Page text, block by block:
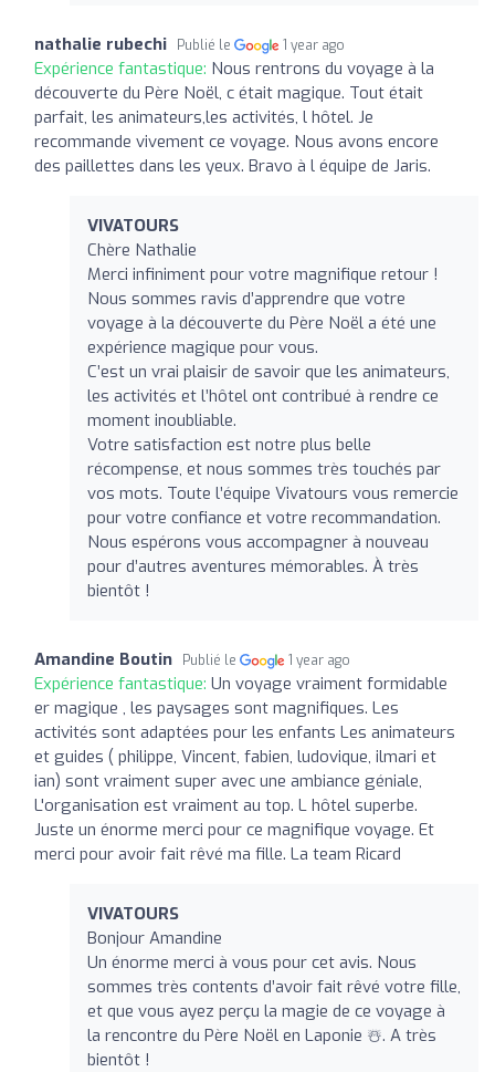
nathalie rubechi Publié le 1 year ago
Expérience fantastique: Nous rentrons du voyage à la
découverte du Père Noël, c était magique. Tout était
parfait, les animateurs,les activités, l hôtel. Je
recommande vivement ce voyage. Nous avons encore
des paillettes dans les yeux. Bravo à l équipe de Jaris.
VIVATOURS
Chère Nathalie
Merci infiniment pour votre magnifique retour !
Nous sommes ravis d’apprendre que votre
voyage à la découverte du Père Noël a été une
expérience magique pour vous.
C’est un vrai plaisir de savoir que les animateurs,
les activités et l’hôtel ont contribué à rendre ce
moment inoubliable.
Votre satisfaction est notre plus belle
récompense, et nous sommes très touchés par
vos mots. Toute l’équipe Vivatours vous remercie
pour votre confiance et votre recommandation.
Nous espérons vous accompagner à nouveau
pour d’autres aventures mémorables. À très
bientôt !
Amandine Boutin Publié le 1 year ago
Expérience fantastique: Un voyage vraiment formidable
er magique , les paysages sont magnifiques. Les
activités sont adaptées pour les enfants Les animateurs
et guides ( philippe, Vincent, fabien, ludovique, ilmari et
ian) sont vraiment super avec une ambiance géniale,
L'organisation est vraiment au top. L hôtel superbe.
Juste un énorme merci pour ce magnifique voyage. Et
merci pour avoir fait rêvé ma fille. La team Ricard
VIVATOURS
Bonjour Amandine
Un énorme merci à vous pour cet avis. Nous
sommes très contents d’avoir fait rêvé votre fille,
et que vous ayez perçu la magie de ce voyage à
la rencontre du Père Noël en Laponie ☃️. A très
bientôt !